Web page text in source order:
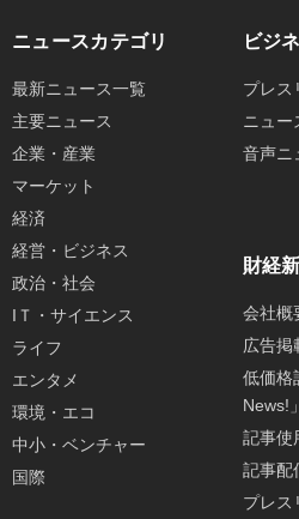
ニュースカテゴリ
最新ニュース一覧
主要ニュース
企業・産業
マーケット
経済
経営・ビジネス
政治・社会
IＴ・サイエンス
ライフ
エンタメ
環境・エコ
中小・ベンチャー
国際
ビジ
プレス
ニュー
音声ニ
財経
会社概
広告掲
低価格
News!」
記事使
記事配
プレス